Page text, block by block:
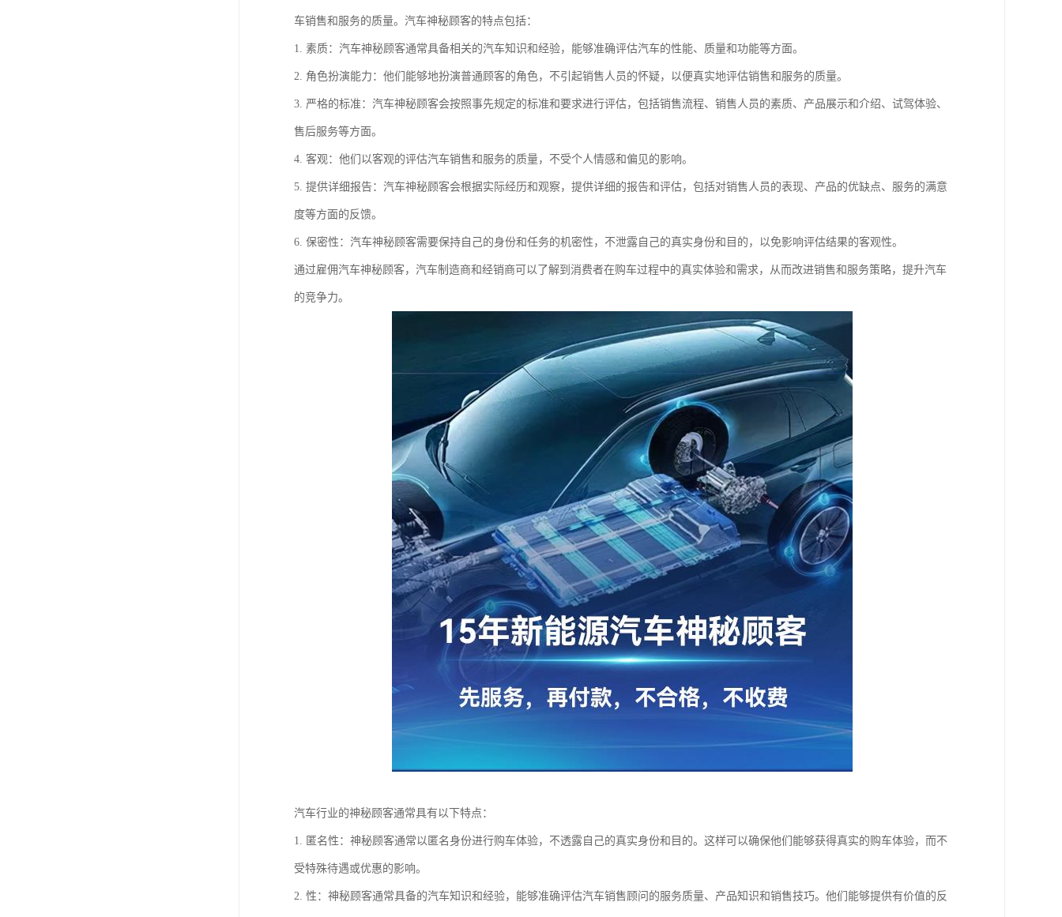
车销售和服务的质量。汽车神秘顾客的特点包括：
1. 素质：汽车神秘顾客通常具备相关的汽车知识和经验，能够准确评估汽车的性能、质量和功能等方面。
2. 角色扮演能力：他们能够地扮演普通顾客的角色，不引起销售人员的怀疑，以便真实地评估销售和服务的质量。
3. 严格的标准：汽车神秘顾客会按照事先规定的标准和要求进行评估，包括销售流程、销售人员的素质、产品展示和介绍、试驾体验、
售后服务等方面。
4. 客观：他们以客观的评估汽车销售和服务的质量，不受个人情感和偏见的影响。
5. 提供详细报告：汽车神秘顾客会根据实际经历和观察，提供详细的报告和评估，包括对销售人员的表现、产品的优缺点、服务的满意
度等方面的反馈。
6. 保密性：汽车神秘顾客需要保持自己的身份和任务的机密性，不泄露自己的真实身份和目的，以免影响评估结果的客观性。
通过雇佣汽车神秘顾客，汽车制造商和经销商可以了解到消费者在购车过程中的真实体验和需求，从而改进销售和服务策略，提升汽车
的竞争力。
汽车行业的神秘顾客通常具有以下特点：
1. 匿名性：神秘顾客通常以匿名身份进行购车体验，不透露自己的真实身份和目的。这样可以确保他们能够获得真实的购车体验，而不
受特殊待遇或优惠的影响。
2. 性：神秘顾客通常具备的汽车知识和经验，能够准确评估汽车销售顾问的服务质量、产品知识和销售技巧。他们能够提供有价值的反